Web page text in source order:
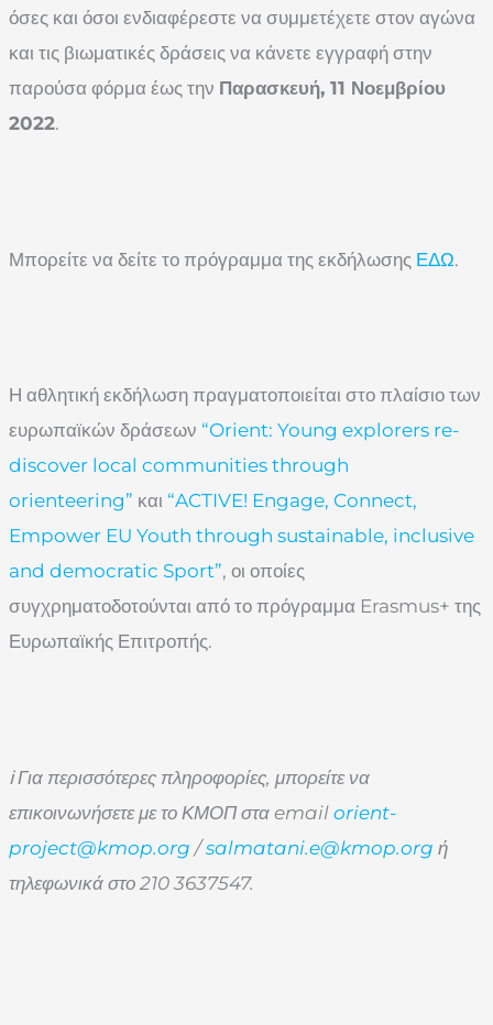
όσες και όσοι ενδιαφέρεστε να συμμετέχετε στον αγώνα
και τις βιωματικές δράσεις να κάνετε εγγραφή στην
παρούσα φόρμα έως την Παρασκευή, 11 Νοεμβρίου
2022.
Μπορείτε να δείτε το πρόγραμμα της εκδήλωσης ΕΔΩ.
Η αθλητική εκδήλωση πραγματοποιείται στο πλαίσιο των
ευρωπαϊκών δράσεων “Orient: Young explorers re-
discover local communities through
orienteering” και “ACTIVE! Engage, Connect,
Empower EU Youth through sustainable, inclusive
and democratic Sport”, οι οποίες
συγχρηματοδοτούνται από το πρόγραμμα Erasmus+ της
Ευρωπαϊκής Επιτροπής.
ℹ Για περισσότερες πληροφορίες, μπορείτε να
επικοινωνήσετε με το ΚΜΟΠ στα email orient-
project@kmop.org /salmatani.e@kmop.org ή
τηλεφωνικά στο 210 3637547.